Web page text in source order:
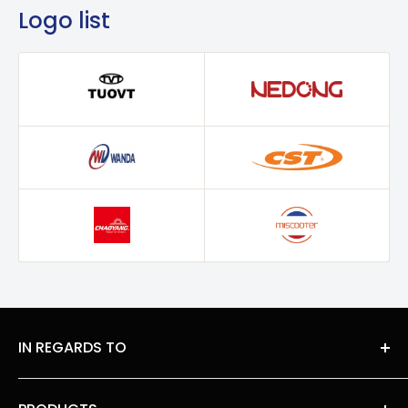
Ce pneu est compatible avec de nombreux
vérifiez la compatibilité avec votre jante pour un
ajustement parfait.
: Pour faciliter le montage, utilisez de
l’eau savonneuse ou un lubrifiant spécifique.
montage, faites appel à un professionnel ou
consultez nos guides en ligne !
Logo list
IN REGARDS TO